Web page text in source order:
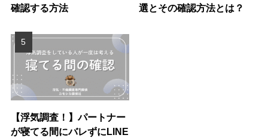
確認する方法
選とその確認方法とは？
【浮気調査！】パートナー
が寝てる間にバレずにLINE